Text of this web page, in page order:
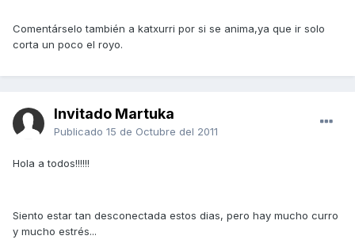
Comentárselo también a katxurri por si se anima,ya que ir solo
corta un poco el royo.
Invitado Martuka
Publicado 15 de Octubre del 2011
Hola a todos!!!!!!
Siento estar tan desconectada estos dias, pero hay mucho curro
y mucho estrés...